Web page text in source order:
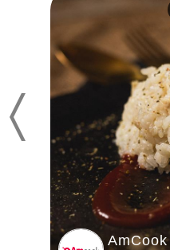
Previous
AmCook